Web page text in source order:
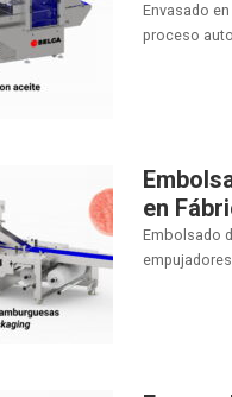
Envasado
proceso
en
Embolsado